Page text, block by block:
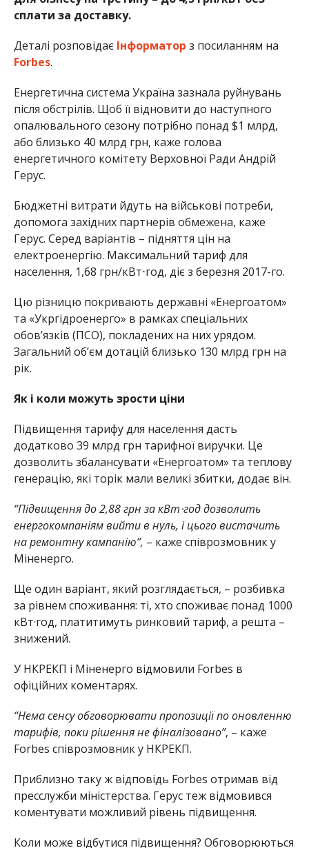
сплати за доставку.
Деталі розповідає Інформатор з посиланням на
Forbes.
Енергетична система Україна зазнала руйнувань
після обстрілів. Щоб її відновити до наступного
опалювального сезону потрібно понад $1 млрд,
або близько 40 млрд грн, каже голова
енергетичного комітету Верховної Ради Андрій
Герус.
Бюджетні витрати йдуть на військові потреби,
допомога західних партнерів обмежена, каже
Герус. Серед варіантів – підняття цін на
електроенергію. Максимальний тариф для
населення, 1,68 грн/кВт⋅год, діє з березня 2017-го.
Цю різницю покривають державні «Енергоатом»
та «Укргідроенерго» в рамках спеціальних
обов’язків (ПСО), покладених на них урядом.
Загальний обʼєм дотацій близько 130 млрд грн на
рік.
Як і коли можуть зрости ціни
Підвищення тарифу для населення дасть
додатково 39 млрд грн тарифної виручки. Це
дозволить збалансувати «Енергоатом» та теплову
генерацію, які торік мали великі збитки, додає він.
“Підвищення до 2,88 грн за кВт⋅год дозволить
енергокомпаніям вийти в нуль, і цього вистачить
на ремонтну кампанію”, – каже співрозмовник у
Міненерго.
Ще один варіант, який розглядається, – розбивка
за рівнем споживання: ті, хто споживає понад 1000
кВт·год, платитимуть ринковий тариф, а решта –
знижений.
У НКРЕКП і Міненерго відмовили Forbes в
офіційних коментарях.
“Нема сенсу обговорювати пропозиції по оновленню
тарифів, поки рішення не фіналізовано”, – каже
Forbes співрозмовник у НКРЕКП.
Приблизно таку ж відповідь Forbes отримав від
пресслужби міністерства. Герус теж відмовився
коментувати можливий рівень підвищення.
Коли може відбутися підвищення? Обговорюються